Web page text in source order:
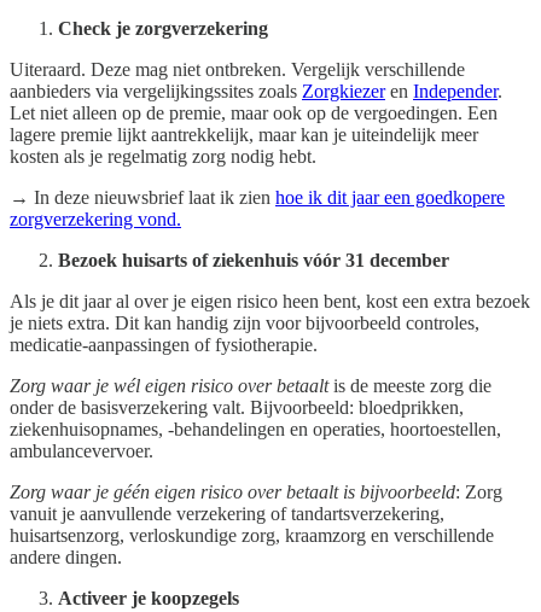
Check je zorgverzekering
Uiteraard. Deze mag niet ontbreken. Vergelijk verschillende
aanbieders via vergelijkingssites zoals Zorgkiezeren Independer.
Let niet alleen op de premie, maar ook op de vergoedingen. Een
lagere premie lijkt aantrekkelijk, maar kan je uiteindelijk meer
kosten als je regelmatig zorg nodig hebt.
→ In deze nieuwsbrief laat ik zien hoe ik dit jaar een goedkopere
zorgverzekering vond.
Bezoek huisarts of ziekenhuis vóór 31 december
Als je dit jaar al over je eigen risico heen bent, kost een extra bezoek
je niets extra. Dit kan handig zijn voor bijvoorbeeld controles,
medicatie-aanpassingen of fysiotherapie.
Zorg waar je wél eigen risico over betaaltis de meeste zorg die
onder de basisverzekering valt. Bijvoorbeeld: bloedprikken,
ziekenhuisopnames, -behandelingen en operaties, hoortoestellen,
ambulancevervoer.
Zorg waar je géén eigen risico over betaalt is bijvoorbeeld: Zorg
vanuit je aanvullende verzekering of tandartsverzekering,
huisartsenzorg, verloskundige zorg, kraamzorg en verschillende
andere dingen.
Activeer je koopzegels